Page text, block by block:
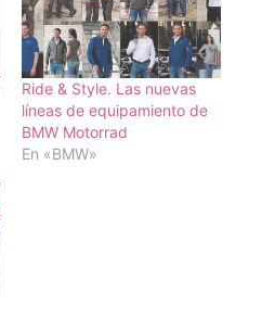
Ride & Style. Las nuevas
líneas de equipamiento de
BMW Motorrad
En «BMW»